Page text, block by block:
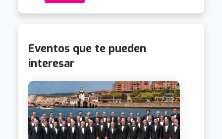
Eventos que te pueden
interesar